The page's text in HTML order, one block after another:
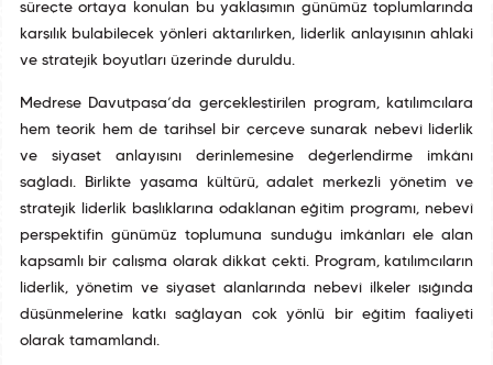
süreçte ortaya konulan bu yaklaşımın günümüz toplumlarında
karşılık bulabilecek yönleri aktarılırken, liderlik anlayışının ahlaki
ve stratejik boyutları üzerinde duruldu.
Medrese Davutpaşa’da gerçekleştirilen program, katılımcılara
hem teorik hem de tarihsel bir çerçeve sunarak nebevî liderlik
ve siyaset anlayışını derinlemesine değerlendirme imkânı
sağladı. Birlikte yaşama kültürü, adalet merkezli yönetim ve
stratejik liderlik başlıklarına odaklanan eğitim programı, nebevî
perspektifin günümüz toplumuna sunduğu imkânları ele alan
kapsamlı bir çalışma olarak dikkat çekti. Program, katılımcıların
liderlik, yönetim ve siyaset alanlarında nebevî ilkeler ışığında
düşünmelerine katkı sağlayan çok yönlü bir eğitim faaliyeti
olarak tamamlandı.